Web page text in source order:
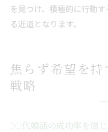
を見つけ、積極的に行動
る近道となります。
焦らず希望を
戦略
30代婚活の成功率を信